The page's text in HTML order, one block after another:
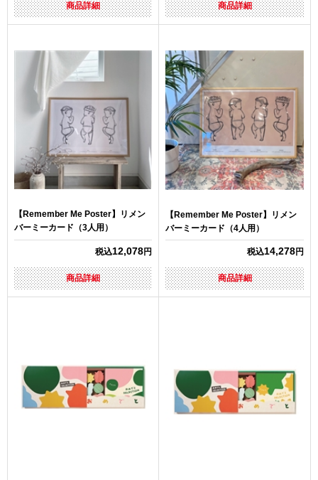
商品詳細 商品詳細
【Remember Me Poster】リメン
バーミーカード（3人用）
税込12,078円
商品詳細
【Remember Me Poster】リメン
バーミーカード（4人用）
税込14,278円
商品詳細